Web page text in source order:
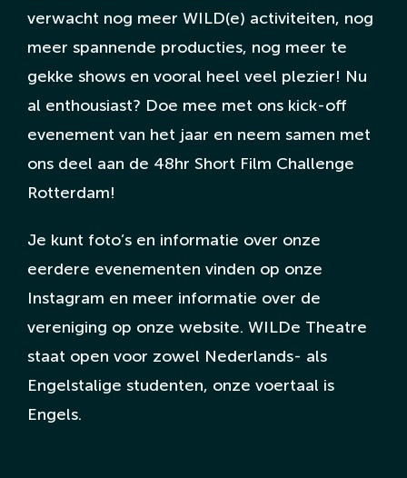
verwacht nog meer WILD(e) activiteiten, nog
meer spannende producties, nog meer te
gekke shows en vooral heel veel plezier! Nu
al enthousiast? Doe mee met ons kick-off
evenement van het jaar en neem samen met
ons deel aan de 48hr Short Film Challenge
Rotterdam!
Je kunt foto’s en informatie over onze
eerdere evenementen vinden op onze
Instagram en meer informatie over de
vereniging op onze website. WILDe Theatre
staat open voor zowel Nederlands- als
Engelstalige studenten, onze voertaal is
Engels.